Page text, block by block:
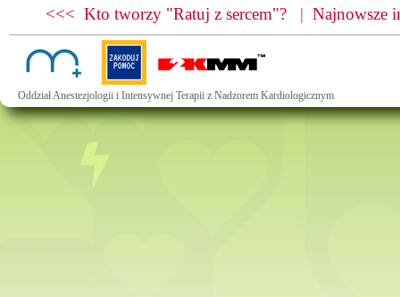
<<< Kto tworzy "Ratuj z sercem"? | Najnowsze
Oddział Anestezjologii i Intensywnej Terapii z Nadzorem Kardiologicznym